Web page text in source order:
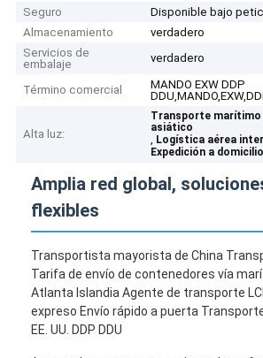
Seguro
Disponible bajo
Almacenamiento
verdadero
Servicios de
embalaje
verdadero
Término comercial
MANDO EXW DDP
Alta luz:
Transporte marítimo
asiático
, Logística aérea
Expedición a
Amplia red global,
flexibles
Transportista mayorista de China
Tarifa de envío de contenedores vía
Atlanta Islandia Agente de transporte
expreso Envío rápido a puerta
EE. UU. DDP DDU